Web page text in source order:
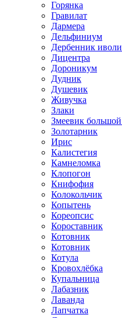
Горянка
Гравилат
Дармера
Дельфиниум
Дербенник
Дицентра
Дороникум
Дудник
Душевик
Живучка
Злаки
Змеевик
Золотарник
Ирис
Калистегия
Камнеломка
Клопогон
Книфофия
Колокольчик
Копытень
Кореопсис
Короставник
Котовник
Котовник
Котула
Кровохлёбка
Купальница
Лабазник
Лаванда
Лапчатка